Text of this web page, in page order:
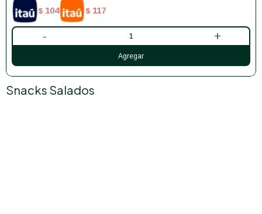
$ 104 $ 117
- +
Snacks Salados